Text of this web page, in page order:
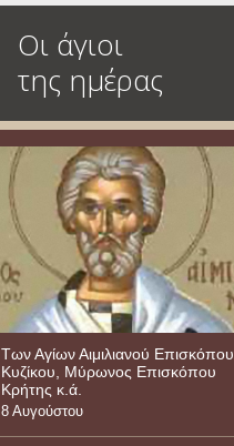
Οι άγιοι
της ημέρας
Των Αγίων Αιμιλιανού Επισκόπου
Κυζίκου, Μύρωνος Επισκόπου
Κρήτης κ.ά.
8 Αυγούστου